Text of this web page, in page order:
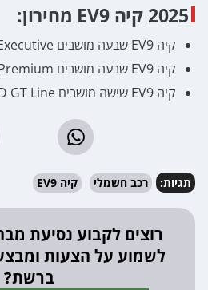
2025 קיה EV9 מחירון:
קיה EV9 שבעה מושבים RWD Executive - מחיר 399,000 ₪
קיה EV9 שבעה מושבים AWD Premium - מחיר 439,000 ₪
קיה EV9 שישה מושבים AWD GT Line - מחיר 489,000 ₪
תגיות: רכב חשמלי קיה EV9
רוצים לקבוע נסיעת
לשמוע על הצעות
ברשת?